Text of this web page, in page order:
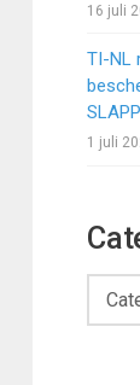
16 juli
TI-NL
1 juli